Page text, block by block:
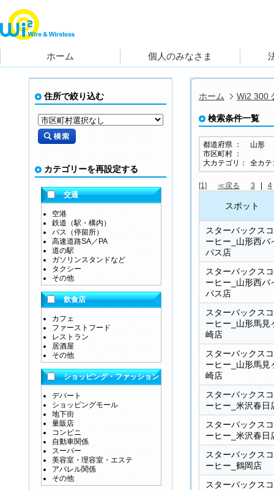
住所で絞り込む
カテゴリーを再設定する
交通
空港
鉄道（駅・構内）
バス（停留所）
高速道路SA／PA
道の駅
ガソリンスタンドなど
タクシー
その他
飲食店
カフェ
ファーストフード
レストラン
居酒屋
その他
ショッピング・ファッション
デパート
ショッピングモール
地下街
量販店
コンビニ
自動車関係
スーパー
美容室・理容室・エステ
アパレル関係
その他
ホーム Wi2 300
検索条件一覧
都道府県 ：
山形
市区町村 ：
大カテゴリ：
全カテ
[1] ≪戻る 3 4
スポット
スターバックスコ
ーヒー_山形西バ
パス店
スターバックスコ
ーヒー_山形西バ
パス店
スターバックスコ
ーヒー_山形馬見
崎店
スターバックスコ
ーヒー_山形馬見
崎店
スターバックスコ
ーヒー_米沢春日
スターバックスコ
ーヒー_米沢春日
スターバックスコ
ーヒー_鶴岡店
スターバックスコ